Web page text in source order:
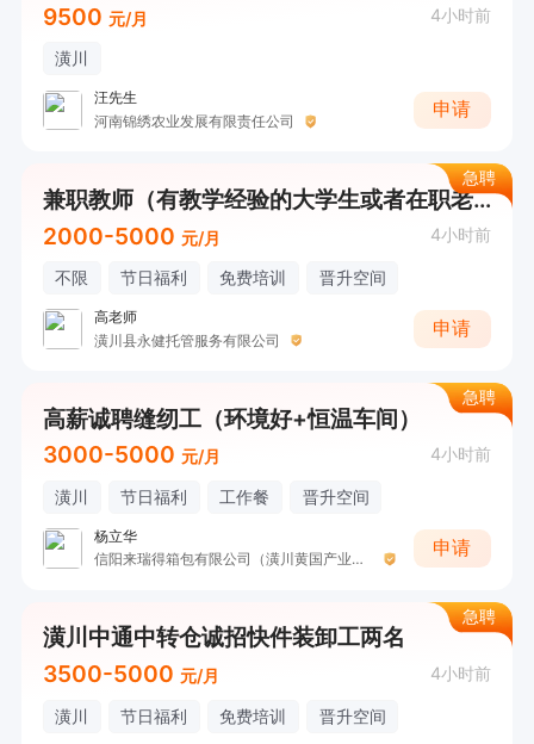
9500 元/月 4小时前
潢川
汪先生
河南锦绣农业发展有限责任公司
申请
急聘
兼职教师（有教学经验的大学生或者在职老师）
2000-5000 元/月 4小时前
不限 节日福利 免费培训 晋升空间
高老师
潢川县永健托管服务有限公司
申请
急聘
高薪诚聘缝纫工（环境好+恒温车间）
3000-5000 元/月 4小时前
潢川 节日福利 工作餐 晋升空间
杨立华
信阳来瑞得箱包有限公司（潢川黄国产业园）
申请
急聘
潢川中通中转仓诚招快件装卸工两名
3500-5000 元/月 4小时前
潢川 节日福利 免费培训 晋升空间